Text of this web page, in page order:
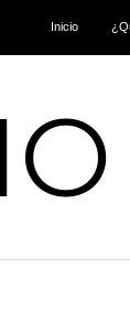
Inicio